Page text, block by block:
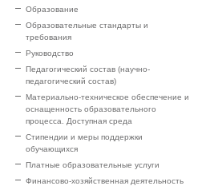
Образование
Образовательные стандарты и
требования
Руководство
Педагогический состав (научно-
педагогический состав)
Материально-техническое обеспечение и
оснащенность образовательного
процесса. Доступная среда
Стипендии и меры поддержки
обучающихся
Платные образовательные услуги
Финансово-хозяйственная деятельность